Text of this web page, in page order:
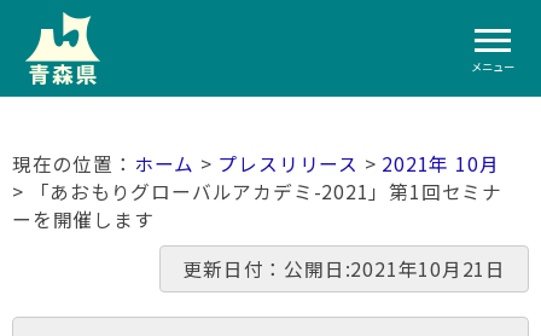
メニュー
ホーム > プレスリリース > 2021年 10月
> 「あおもりグローバルアカデミ-2021」第1回セミナ
ーを開催します
更新日付：公開日:2021年10月21日